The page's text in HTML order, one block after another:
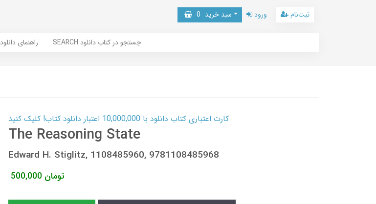
سبد خرید 0 ورود ثبت‌نام
راهنمای دانلود SEARCH جستجو در کتاب دانلود
کارت اعتباری کتاب دانلود با 10,000,000 اعتبار دانلود کتاب! کلیک کنید
The Reasoning State
Edward H. Stiglitz, 1108485960, 9781108485968
500,000 تومان